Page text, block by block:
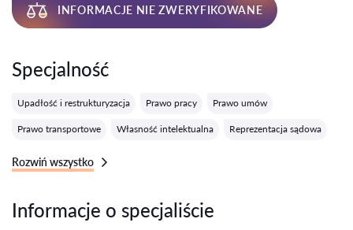
INFORMACJE NIE ZWERYFIKOWANE
Specjalność
Upadłość i restrukturyzacja Prawo pracy Prawo umów
Prawo transportowe Własność intelektualna Reprezentacja sądowa
Rozwiń wszystko
Informacje o specjaliście